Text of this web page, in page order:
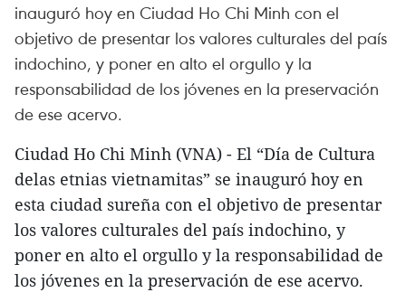
inauguró hoy en Ciudad Ho Chi Minh con el
objetivo de presentar los valores culturales del país
indochino, y poner en alto el orgullo y la
responsabilidad de los jóvenes en la preservación
de ese acervo. ​
Ciudad Ho Chi Minh (VNA) - El “Día de Cultura
delas etnias vietnamitas” se inauguró hoy en
esta ciudad sureña con el objetivo de presentar
los valores culturales del país indochino, y
poner en alto el orgullo y la responsabilidad de
los jóvenes en la preservación de ese acervo.